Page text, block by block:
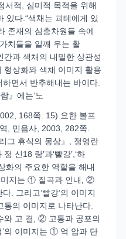
서적, 심미적 목적을 위해
있다.“색채는 괴테에게 있
존재의 심층차원들 속에
치들을 일깨 우는 활
간과 색채의 내밀한 상관성
형상화와 색채 이미지 활용
면서 반추해내는 바이다.
』에는‘노
168쪽. 15) 요한 볼프
, 민음사, 2003, 282쪽.
그 휴식의 몽상』, 정영란
신18 랑’과‘빨강’,‘하
화의 주요한 역할을 해내
미지는 ① 질곡과 인내, ②
. 그리고‘빨강’의 이미지
의 이미지로 나타난다.
와 고 결, ② 고통과 공포의
’의 이미지는 ① 억 압과 단